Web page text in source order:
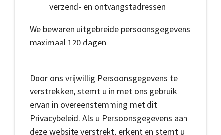
verzend- en ontvangstadressen
We bewaren uitgebreide persoonsgegevens
maximaal 120 dagen.
Door ons vrijwillig Persoonsgegevens te
verstrekken, stemt u in met ons gebruik
ervan in overeenstemming met dit
Privacybeleid. Als u Persoonsgegevens aan
deze website verstrekt, erkent en stemt u